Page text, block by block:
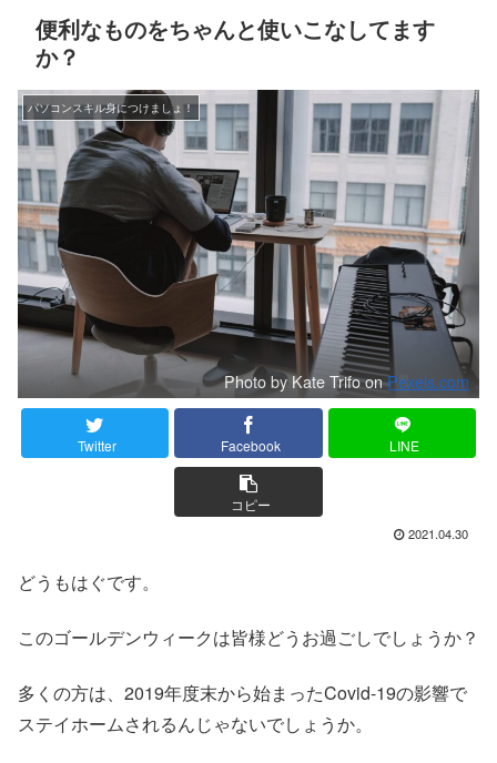
便利なものをちゃんと使いこなしてます
か？
パソコンスキル身につけましょ！
Photo by Kate Trifo onPexels.com
Twitter Facebook LINE
コピー
2021.04.30
どうもはぐです。
このゴールデンウィークは皆様どうお過ごしでしょうか？
多くの方は、2019年度末から始まったCovid-19の影響で
ステイホームされるんじゃないでしょうか。